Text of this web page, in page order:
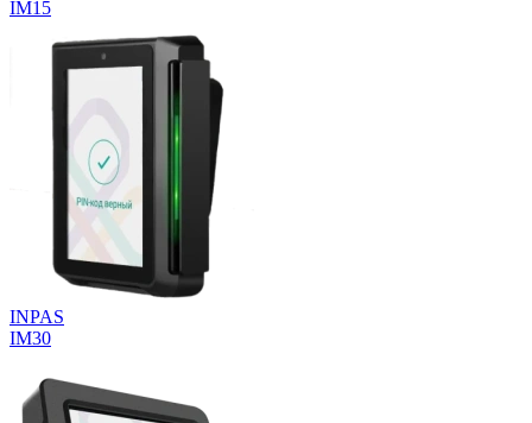
IM15
INPAS
IM30